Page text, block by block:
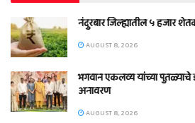
नंदुरबार जिल्ह्यातील ५ हजार
AUGUST 8, 2026
भगवान एकलव्य यांच्या पुतळ्याचे
अनावरण
AUGUST 8, 2026